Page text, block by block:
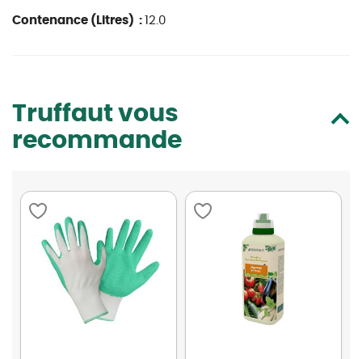
Contenance (Litres) : 12.0
Truffaut vous
recommande